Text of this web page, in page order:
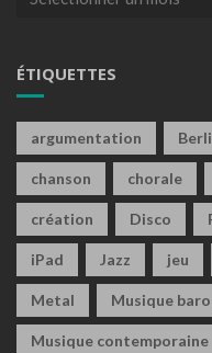
ÉTIQUETTES
argumentation
chanson chorale
création Disco
iPad Jazz jeu
Metal Musique
Musique contemporaine